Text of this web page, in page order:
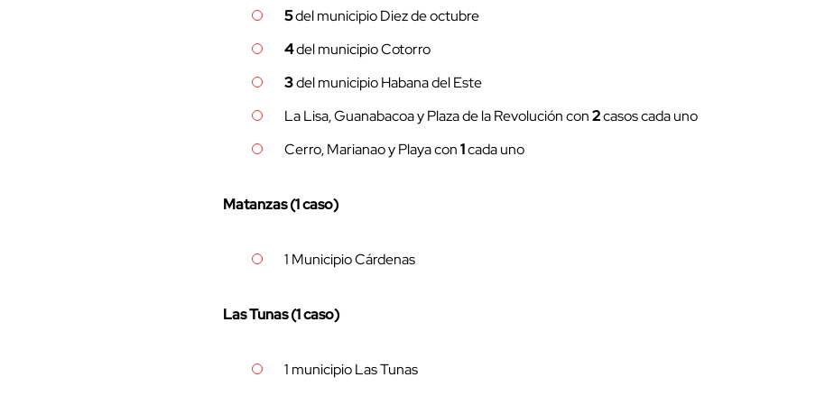
5del municipio Diez de octubre
4del municipio Cotorro
3del municipio Habana del Este
La Lisa, Guanabacoa y Plaza de la Revolución con2casos cada uno
Cerro, Marianao y Playa con1cada uno
Matanzas (1 caso)
1 Municipio Cárdenas
Las Tunas (1 caso)
1 municipio Las Tunas